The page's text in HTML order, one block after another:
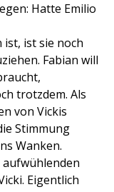
Hatte Emilio
ist, ist sie noch
Fabian will
trotzdem. Als
von Vickis
Stimmung
Wanken.
Eigentlich